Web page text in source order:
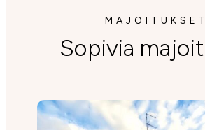
MAJOITUKSET
Sopivia